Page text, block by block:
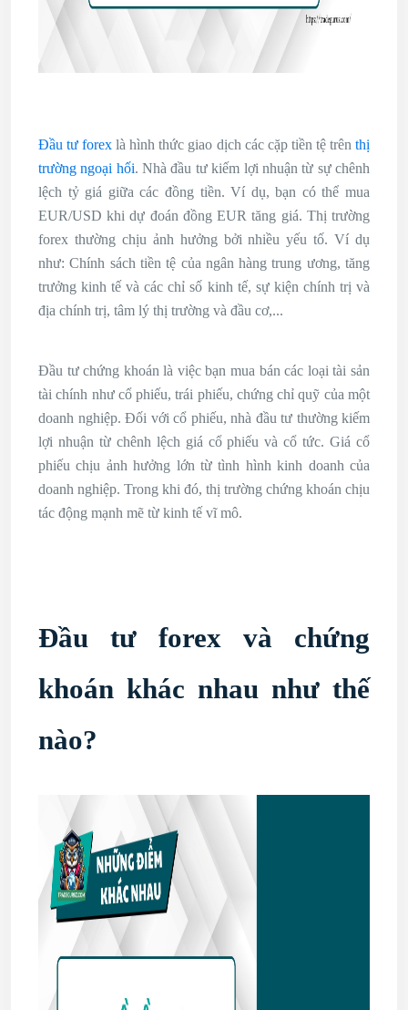
Đầu tư forex là hình thức giao dịch các cặp tiền tệ trênthị
trường ngoại hối. Nhà đầu tư kiếm lợi nhuận từ sự chênh
lệch tỷ giá giữa các đồng tiền. Ví dụ, bạn có thể mua
EUR/USD khi dự đoán đồng EUR tăng giá. Thị trường
forex thường chịu ảnh hưởng bởi nhiều yếu tố. Ví dụ
như: Chính sách tiền tệ của ngân hàng trung ương, tăng
trưởng kinh tế và các chỉ số kinh tế, sự kiện chính trị và
địa chính trị, tâm lý thị trường và đầu cơ,...
Đầu tư chứng khoán là việc bạn mua bán các loại tài sản
tài chính như cổ phiếu, trái phiếu, chứng chỉ quỹ của một
doanh nghiệp. Đối với cổ phiếu, nhà đầu tư thường kiếm
lợi nhuận từ chênh lệch giá cổ phiếu và cổ tức. Giá cổ
phiếu chịu ảnh hưởng lớn từ tình hình kinh doanh của
doanh nghiệp. Trong khi đó, thị trường chứng khoán chịu
tác động mạnh mẽ từ kinh tế vĩ mô.
Đầu tư forex và chứng
khoán khác nhau như thế
nào?